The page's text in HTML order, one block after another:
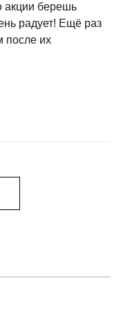
акции берешь
радует! Ещё раз
после их